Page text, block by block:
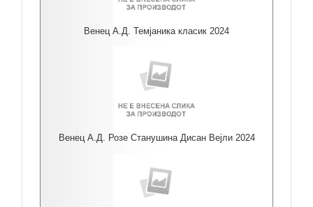
Венец А.Д. Темјаника класик 2024
Венец А.Д. Розе Станушина Дисан Вејли 2024